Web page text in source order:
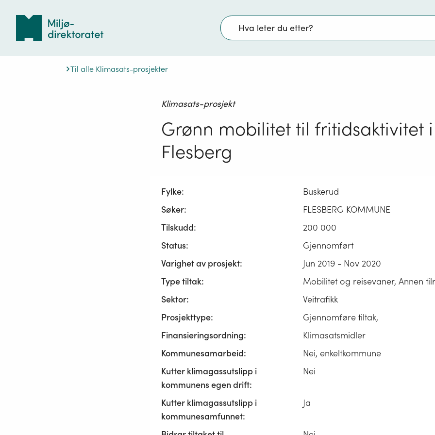
Søk
Til alle Klimasats-prosjekter
Klimasats-prosjekt
Grønn mobilitet til fritidsaktivitet i
Flesberg
Fylke:
Buskerud
Søker:
FLESBERG KOMMUNE
Tilskudd:
200 000
Status:
Gjennomført
Varighet av prosjekt:
Jun 2019 - Nov 2020
Type tiltak:
Mobilitet og reisevaner, Annen
Sektor:
Veitrafikk
Prosjekttype:
Gjennomføre tiltak,
Finansieringsordning:
Klimasatsmidler
Kommunesamarbeid:
Nei, enkeltkommune
Kutter klimagassutslipp i
kommunens egen drift:
Nei
Kutter klimagassutslipp i
kommunesamfunnet:
Ja